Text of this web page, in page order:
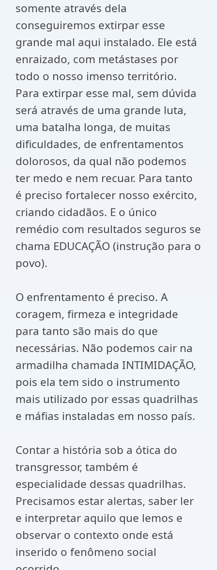
somente através dela
conseguiremos extirpar esse
grande mal aqui instalado. Ele está
enraizado, com metástases por
todo o nosso imenso território.
Para extirpar esse mal, sem dúvida
será através de uma grande luta,
uma batalha longa, de muitas
dificuldades, de enfrentamentos
dolorosos, da qual não podemos
ter medo e nem recuar. Para tanto
é preciso fortalecer nosso exército,
criando cidadãos. E o único
remédio com resultados seguros se
chama EDUCAÇÃO (instrução para o
povo).
O enfrentamento é preciso. A
coragem, firmeza e integridade
para tanto são mais do que
necessárias. Não podemos cair na
armadilha chamada INTIMIDAÇÃO,
pois ela tem sido o instrumento
mais utilizado por essas quadrilhas
e máfias instaladas em nosso país.
Contar a história sob a ótica do
transgressor, também é
especialidade dessas quadrilhas.
Precisamos estar alertas, saber ler
e interpretar aquilo que lemos e
observar o contexto onde está
inserido o fenômeno social